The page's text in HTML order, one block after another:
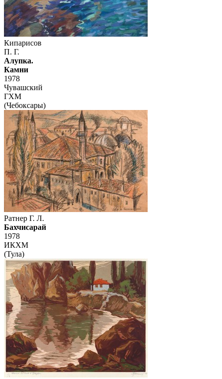
Кипарисов
П. Г.
Алупка.
Камни
1978
Чувашский
ГХМ
(Чебоксары)
Ратнер Г. Л.
Бахчисарай
1978
ИКХМ
(Тула)